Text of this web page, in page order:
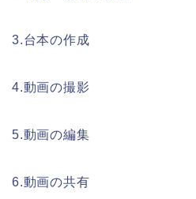
3.台本の作成
4.動画の撮影
5.動画の編集
6.動画の共有